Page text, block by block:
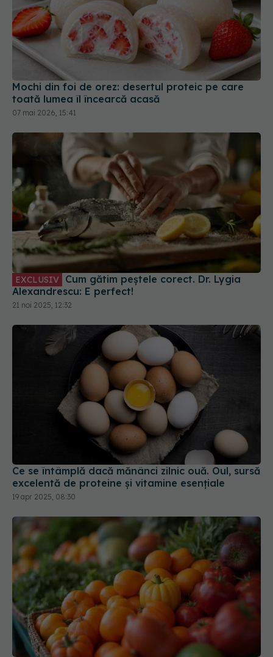
Mochi din foi de orez: desertul proteic pe care
toată lumea îl încearcă acasă
07 mai 2026, 15:41
EXCLUSIV
Alexandrescu: E perfect!
21 noi 2025, 12:32
Ce se întâmplă dacă mănânci zilnic ouă. Oul, sursă
excelentă de proteine și vitamine esențiale
19 apr 2025, 08:30